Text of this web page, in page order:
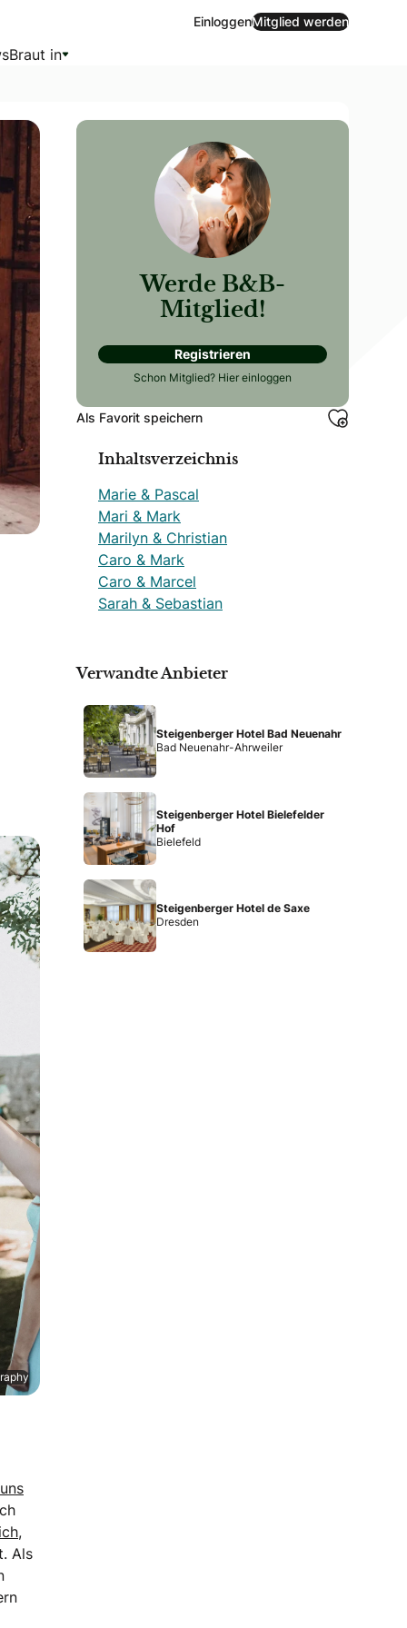
EinloggenMitglied werden
Braut in
Zeremonie gibt es vielfältige Möglichkeiten. Sechs
Als
Werde B&B-
Mitglied!
Registrieren
Schon Mitglied? Hier einloggen
Als Favorit speichern
Inhaltsverzeichnis
Marie & Pascal
Mari & Mark
Marilyn & Christian
Caro & Mark
Caro & Marcel
Sarah & Sebastian
Verwandte Anbieter
Steigenberger Hotel Bad Neuenahr
Bad Neuenahr-Ahrweiler
Steigenberger Hotel Bielefelder
Hof
Bielefeld
Steigenberger Hotel de Saxe
Dresden